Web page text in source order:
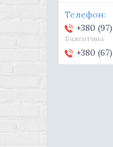
+380
Валентина
+380